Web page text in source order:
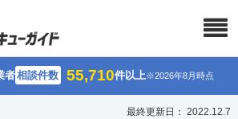
者相談件数 55,710件以上※2026年8月時点
最終更新日： 2022.12.7